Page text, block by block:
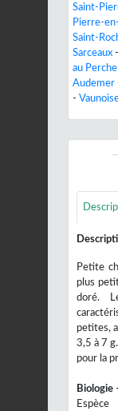
Saint-
Pierre-
Saint-
Sarceaux -
au Perche
Audemer
-
Petite
plus
doré.
petites,
3,5 à 7
pour la
Biologie